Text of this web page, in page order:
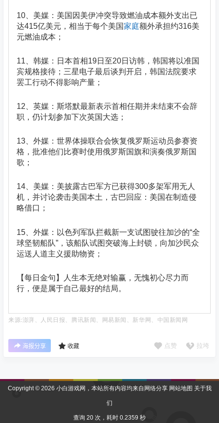
10、美媒：美国因美伊冲突导致燃油成本额外支出已
达415亿美元，相当于每个美国家庭额外承担约316美
元燃油成本；
11、韩媒：日本首相19日至20日访韩，韩国将以准国
宾规格接待；三星电子最后谈判开启，韩国法院要求
罢工行动不得影响产量；
12、英媒：斯塔默最新表示首相任期并未结束不会辞
职，仍计划参加下次英国大选；
13、外媒：世界体操联合会恢复俄罗斯运动员参赛资
格，批准他们比赛时使用俄罗斯国旗和演奏俄罗斯国
歌；
14、美媒：美披露古巴军方已获得300多架军用无人
机，并讨论袭击美国本土，古巴回应：美国在制造侵
略借口；
15、外媒：以色列军队拦截新一支试图驶往加沙的“全
球坚韧船队”，该船队试图突破海上封锁，向加沙民众
运送人道主义援助物资；
【每日金句】人生本无绝对输赢，无愧初心尽力而
行，便是属于自己最好的结局。
来源:澎湃、人民日报、腾讯新闻、网易新闻、新华网、中国新闻网
海报分享 收藏 点赞 拉垮
Copyright © 2026 小白游戏网 ，本站所有内容均来自网络分享 网站地图 关于我
们
查询 20 次，耗时 0.2359 秒